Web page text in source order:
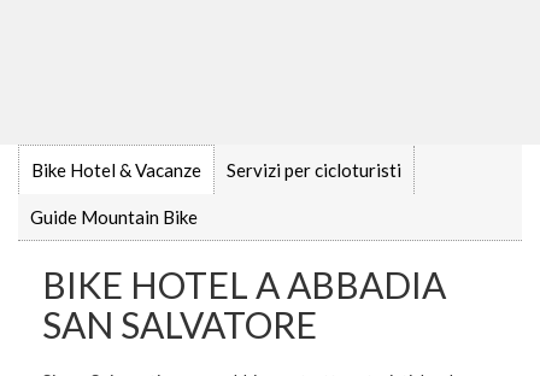
Bike Hotel & Vacanze Servizi per cicloturisti
Guide Mountain Bike
BIKE HOTEL A ABBADIA
SAN SALVATORE